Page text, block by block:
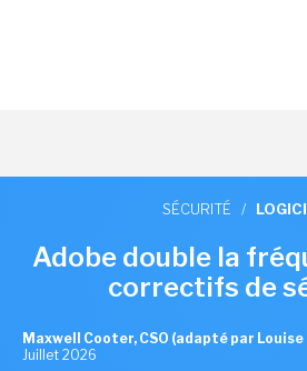
SÉCURITÉ /
Adobe double la
correctifs de
Maxwell Cooter, CSO (adapté par
Juillet 2026